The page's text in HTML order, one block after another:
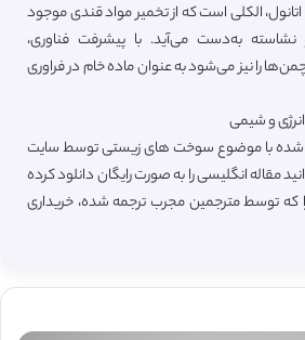
الکلی است که از تخمیر مواد قندی موجود
به‌دست می‌آید. با پیشرفت فناوری،
را نیز می‌شود به عنوان ماده خام در فراوری
و شیمی
شده با موضوع سوخت های زیستی توسط سایت
مقاله انگلیسی را به صورت رایگان دانلود کرده
توسط مترجمین مجرب ترجمه شده، خریداری